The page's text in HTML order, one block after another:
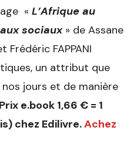
« L’Afrique au
sociaux» de Assane
Frédéric FAPPANI
un attribut que
nos jours et de manière
Prix e.book 1,66 € = 1
chez Edilivre.Achez